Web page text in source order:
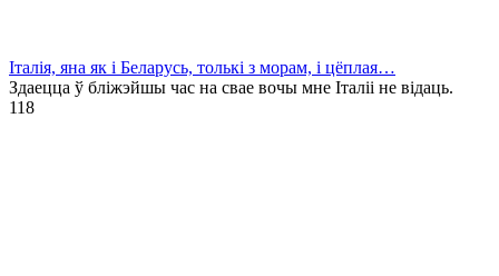
Італія, яна як і Беларусь, толькі з морам, і цёплая…
Здаецца ў бліжэйшы час на свае вочы мне Італіі не відаць.
118